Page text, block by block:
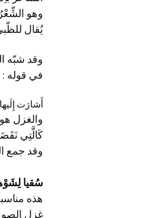
وهو
يُقال
في قوله :
أَشارَت
كَالَّتِي
وقد جمع
سُقيا